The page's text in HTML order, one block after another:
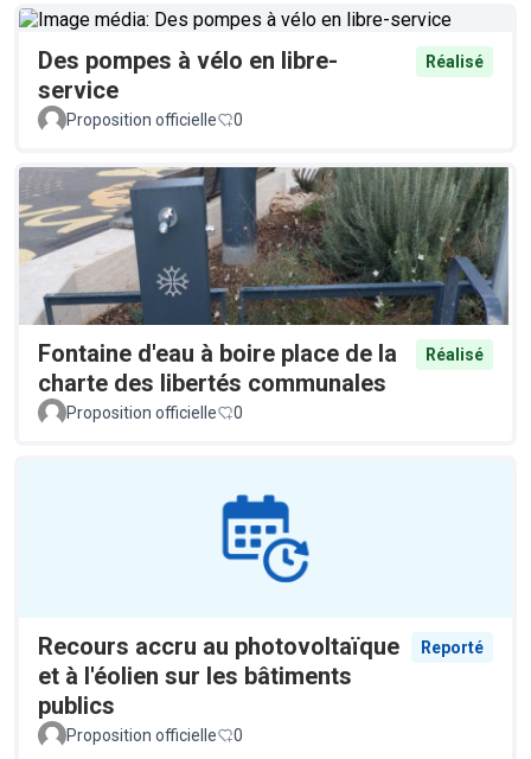
Des pompes à vélo en libre-
service
Réalisé
Proposition officielle 0
Fontaine d'eau à boire place de la
charte des libertés communales
Réalisé
Proposition officielle 0
Recours accru au photovoltaïque
et à l'éolien sur les bâtiments
publics
Reporté
Proposition officielle 0